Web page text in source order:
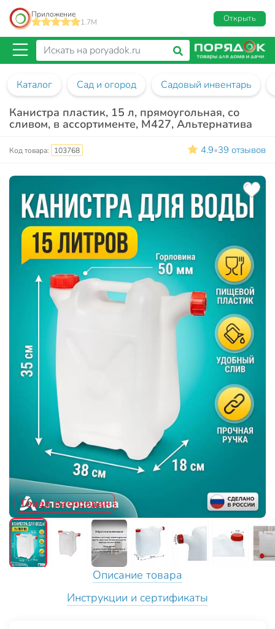
Приложение
1.7M
Открыть
Каталог Сад и огород Садовый инвентарь
Канистра пластик, 15 л, прямоугольная, со
сливом, в ассортименте, М427, Альтернатива
Код товара: 103768 4.9•39 отзывов
Товар распродан
Описание товара
Инструкции и сертификаты